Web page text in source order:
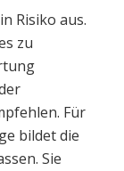
Risiko aus.
zu
Für
bildet die
Sie